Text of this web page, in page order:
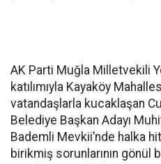
AK Parti Muğla Milletvekili
katılımıyla Kayaköy
vatandaşlarla kucaklaşan
Belediye Başkan Adayı
Bademli Mevkii’nde halka
birikmiş sorunlarının gönül